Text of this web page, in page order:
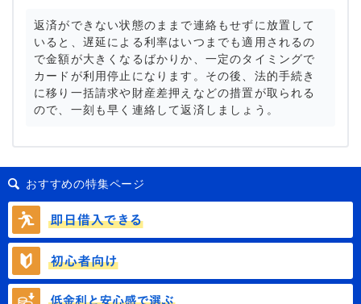
返済ができない状態のままで連絡もせずに放置して
いると、遅延による利率はいつまでも適用されるの
で金額が大きくなるばかりか、一定のタイミングで
カードが利用停止になります。その後、法的手続き
に移り一括請求や財産差押えなどの措置が取られる
ので、一刻も早く連絡して返済しましょう。
おすすめの特集ページ